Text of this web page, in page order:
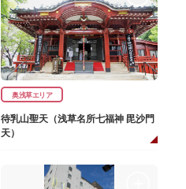
奥浅草エリア
待乳山聖天（浅草名所七福神 毘沙門
天）